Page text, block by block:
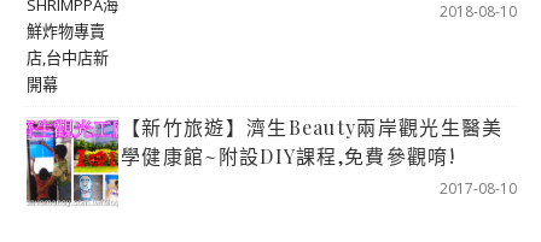
2018-08-10
【新竹旅遊】濟生Beauty兩岸觀光生醫美
學健康館~附設DIY課程,免費參觀唷!
2017-08-10